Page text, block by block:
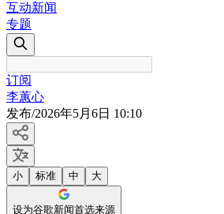
互动新闻
专题
订阅
李蕙心
发布/2026年5月6日 10:10
小 标准 中 大
设为谷歌新闻首选来源